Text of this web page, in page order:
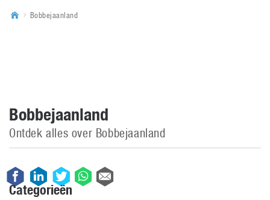
Bobbejaanland
Bobbejaanland
Ontdek alles over Bobbejaanland
Categorieën